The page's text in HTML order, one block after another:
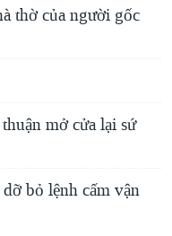
thờ của người gốc
mở cửa lại sứ
bỏ lệnh cấm vận